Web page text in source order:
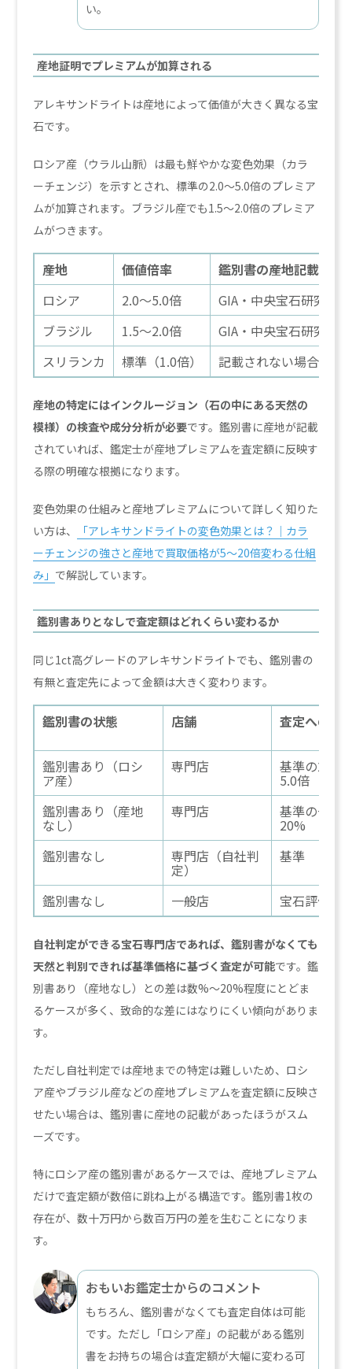
い。
産地証明でプレミアムが加算される
アレキサンドライトは産地によって価値が大きく異なる宝
石です。
ロシア産（ウラル山脈）は最も鮮やかな変色効果（カラ
ーチェンジ）を示すとされ、標準の2.0〜5.0倍のプレミア
ムが加算されます。ブラジル産でも1.5〜2.0倍のプレミア
ムがつきます。
産地 価値倍率
鑑別書の産地記載
ロシア
2.0〜5.0倍
GIA・中央宝石研究所
ブラジル
1.5〜2.0倍
GIA・中央宝石研究所
スリランカ
標準（1.0倍） 記載されない場合あり
産地の特定にはインクルージョン（石の中にある天然の
模様）の検査や成分分析が必要です。鑑別書に産地が記載
されていれば、鑑定士が産地プレミアムを査定額に反映す
る際の明確な根拠になります。
変色効果の仕組みと産地プレミアムについて詳しく知りた
い方は、
「アレキサンドライトの変色効果とは？｜カラ
ーチェンジの強さと産地で買取価格が5〜20倍変わる仕組
み」 で解説しています。
鑑別書ありとなしで査定額はどれくらい変わるか
同じ1ct高グレードのアレキサンドライトでも、鑑別書の
有無と査定先によって金額は大きく変わります。
鑑別書の状態 店舗 査定への影
鑑別書あり（ロシ
ア産）
専門店 基準の2.0〜
5.0倍
鑑別書あり（産地
なし）
専門店 基準の+5〜
20%
鑑別書なし
専門店（自社判
定）
基準
鑑別書なし 一般店 宝石評価な
自社判定ができる宝石専門店であれば、鑑別書がなくても
天然と判別できれば基準価格に基づく査定が可能です。鑑
別書あり（産地なし）との差は数%〜20%程度にとどま
るケースが多く、致命的な差にはなりにくい傾向がありま
す。
ただし自社判定では産地までの特定は難しいため、ロシ
ア産やブラジル産などの産地プレミアムを査定額に反映さ
せたい場合は、鑑別書に産地の記載があったほうがスム
ーズです。
特にロシア産の鑑別書があるケースでは、産地プレミアム
だけで査定額が数倍に跳ね上がる構造です。鑑別書1枚の
存在が、数十万円から数百万円の差を生むことになりま
す。
おもいお鑑定士からのコメント
もちろん、鑑別書がなくても査定自体は可能
です。ただし「ロシア産」の記載がある鑑別
書をお持ちの場合は査定額が大幅に変わる可